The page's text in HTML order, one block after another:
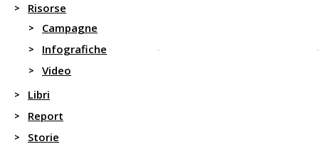
Risorse
Campagne
Infografiche
Video
Libri
Report
Storie